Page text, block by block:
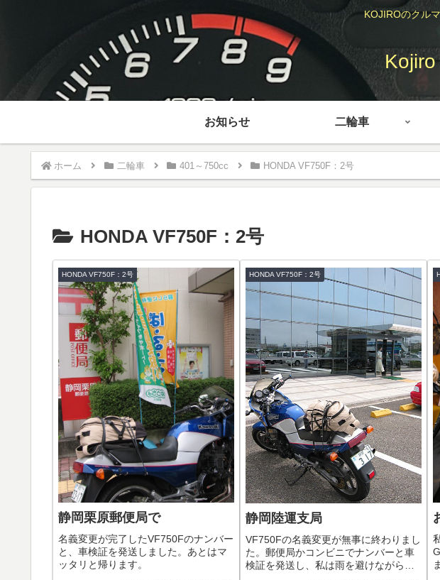
KOJIROのクル
お知らせ 二輪車
ホーム 二輪車 401～750cc HONDA VF750F：2号
HONDA VF750F：2号
HONDA VF750F：2号
静岡栗原郵便局で
名義変更が完了したVF750Fのナンバー
と、車検証を発送しました。あとはマ
ッタリと帰ります。
HONDA VF750F：2号
静岡陸運支局
VF750Fの名義変更が無事に終わりまし
た。郵便局かコンビニでナンバーと車
検証を発送し、私は雨を避けながら帰